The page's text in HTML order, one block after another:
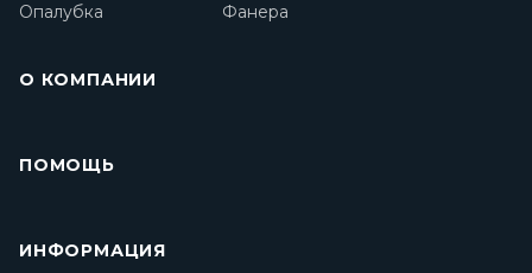
Опалубка
Фанера
О КОМПАНИИ
ПОМОЩЬ
ИНФОРМАЦИЯ